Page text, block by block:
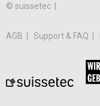
© suissetec |
AGB Support & FAQ